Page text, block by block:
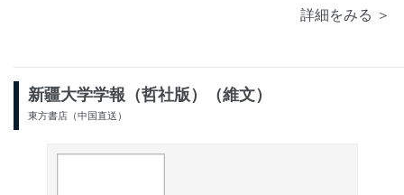
詳細をみる ＞
新疆大学学報（哲社版）（維文）
東方書店（中国直送）